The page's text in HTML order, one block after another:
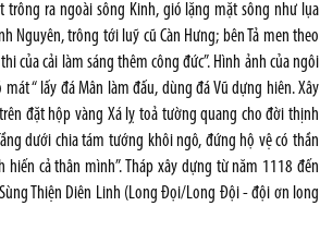
ra ngoài sông Kinh, gió lặng mặt sông nh­ư lụa
Nguyên, trông tới luỹ cũ Càn H­ưng; bên Tả men theo
của cải làm sáng thêm công đức”. Hình ảnh của ngôi
“ lấy đá Mân làm đấu, dùng đá Vũ dựng hiên. Xây
đặt hộp vàng Xá lỵ toả t­ường quang cho đời thịnh
d­ưới chia tám t­ướng khôi ngô, đứng hộ vệ có thần
cả thân mình”. Tháp xây dựng từ năm 1118 đến
Thiện Diên Linh (Long Đọi/Long Đội - đội ơn long